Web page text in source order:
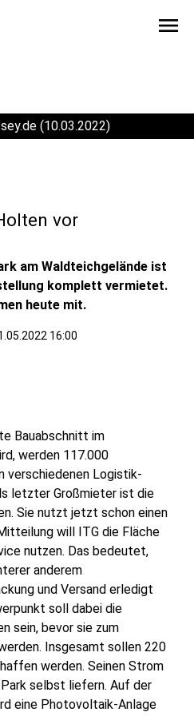
menu
(10.03.2022)
vor
am Waldteichgelände ist
komplett vermietet.
heute mit.
16:00
Bauabschnitt im
werden 117.000
verschiedenen Logistik-
letzter Großmieter ist die
Sie nutzt jetzt schon einen
will ITG die Fläche
nutzen. Das bedeutet,
anderem
und Versand erledigt
soll dabei die
sein, bevor sie zum
Insgesamt sollen 220
werden. Seinen Strom
selbst liefern. Auf der
eine Photovoltaik-Anlage